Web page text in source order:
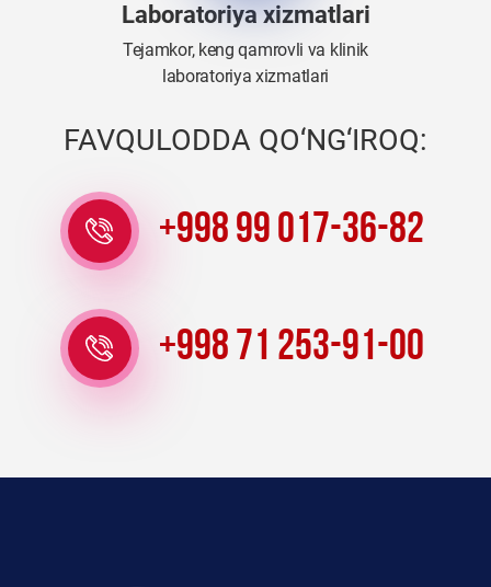
Laboratoriya xizmatlari
Tejamkor, keng qamrovli va klinik
laboratoriya xizmatlari
FAVQULODDA QO‘NG‘IROQ:
+998 99 017-36-82
+998 71 253-91-00